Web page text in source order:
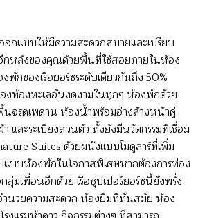
กแบบให้มีความสะดวกสบายและเปรียบ
หลังของคุณด้วยพื้นที่ใช้สอยภายในห้อง
พักของเรือยอร์ชระดับเดียวกันถึง 50%
ท้องทะเลอันงดงามในทุกๆ ห้องพักด้วย
จรดเพดาน ห้องน้ำพร้อมอ่างล้างหน้าคู่
และระเบียงส่วนตัว ทั้งยังมีนวัตกรรมที่เชื่อม
Suites ด้วยผนังแบบโมดูลาร์ที่เพิ่ม
แบบห้องพักในโอกาสพิเศษหากต้องการท่อง
ลุ่มเพื่อนอีกด้วย เรือซุปเปอร์ยอร์ชนี้ยังพรั่ง
นวยความสะดวก ห้องยิมที่ทันสมัย ห้อง